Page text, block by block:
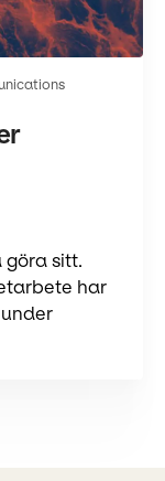
göra sitt.
har